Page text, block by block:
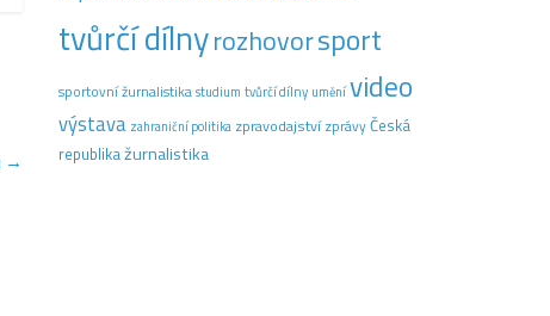
→
tvůrčí dílnyrozhovorsport
sportovní žurnalistikastudium tvůrčí dílny uměnívideo
výstava zahraniční politika zpravodajství zprávyČeská
republikažurnalistika